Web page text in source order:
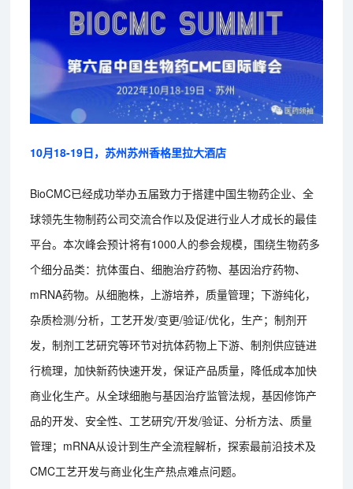
10月18-19日，苏州苏州香格里拉大酒店
BioCMC已经成功举办五届致力于搭建中国生物药企业、全
球领先生物制药公司交流合作以及促进行业人才成长的最佳
平台。本次峰会预计将有1000人的参会规模，围绕生物药多
个细分品类：抗体蛋白、细胞治疗药物、基因治疗药物、
mRNA药物。从细胞株，上游培养，质量管理；下游纯化，
杂质检测/分析，工艺开发/变更/验证/优化，生产；制剂开
发，制剂工艺研究等环节对抗体药物上下游、制剂供应链进
行梳理，加快新药快速开发，保证产品质量，降低成本加快
商业化生产。从全球细胞与基因治疗监管法规，基因修饰产
品的开发、安全性、工艺研究/开发/验证、分析方法、质量
管理；mRNA从设计到生产全流程解析，探索最前沿技术及
CMC工艺开发与商业化生产热点难点问题。